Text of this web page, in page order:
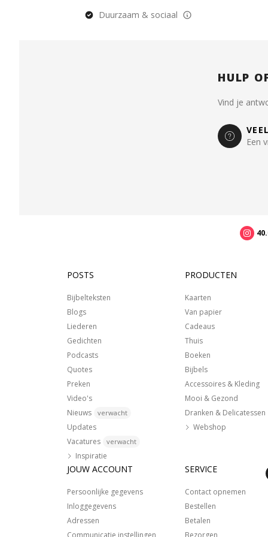
Duurzaam & sociaal
HULP
Vind je
Een
POSTS
Bijbelteksten
Blogs
Liederen
Gedichten
Podcasts
Quotes
Preken
Video's
Nieuws
verwacht
Updates
Vacatures
verwacht
Inspiratie
PRODUCTEN
Kaarten
Van papier
Cadeaus
Thuis
Boeken
Bijbels
Accessoires & Kleding
Mooi & Gezond
Dranken & Delicatessen
Webshop
JOUW ACCOUNT
Persoonlijke gegevens
Inloggegevens
Adressen
Communicatie instellingen
SERVICE
Contact opnemen
Bestellen
Betalen
Bezorgen